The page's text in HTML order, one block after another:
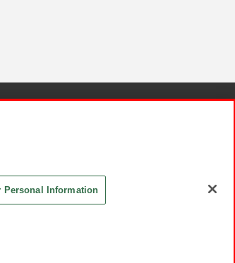
Personal Information